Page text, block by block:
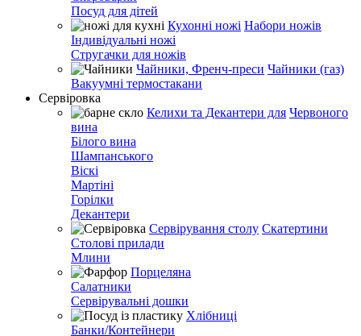
Посуд для дітей
Кухонні ножі Набори ножів
Індивідуальні ножі
Стругачки для ножів
Чайники, Френч-преси Чайники (газ)
Вакуумні термостакани
Сервіровка
Келихи та Декантери для Червоного
вина
Білого вина
Шампанського
Віскі
Мартіні
Горілки
Декантери
Сервірування столу Скатертини
Столові прилади
Млини
Порцеляна
Салатники
Сервірувальні дошки
Хлібниці
Банки/Контейнери